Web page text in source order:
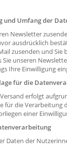
und Umfang der
Newsletter
ausdrücklich
zusenden und Sie
Sie unseren
Ihre Einwilligung
für die
erfolgt
für die
einer
Daten der